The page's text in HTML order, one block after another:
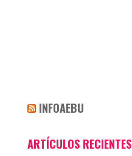
INFOAEBU
ARTÍCULOS RECIENTES